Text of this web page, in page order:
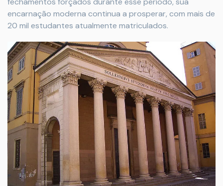
encarnação moderna continua a prosperar, com mais de
20 mil estudantes atualmente matriculados.